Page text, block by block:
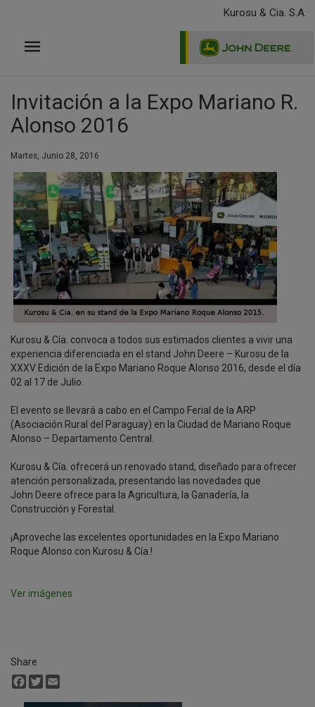
principal
Kurosu & Cia. S.A.
Invitación a la Expo Mariano R.
Alonso 2016
Martes, Junio 28, 2016
Kurosu & Cía. convoca a todos sus estimados clientes a vivir una
experiencia diferenciada en el stand John Deere – Kurosu de la
XXXV Edición de la Expo Mariano Roque Alonso 2016, desde el día
02 al 17 de Julio.
El evento se llevará a cabo en el Campo Ferial de la ARP
(Asociación Rural del Paraguay) en la Ciudad de Mariano Roque
Alonso – Departamento Central.
Kurosu & Cía. ofrecerá un renovado stand, diseñado para ofrecer
atención personalizada, presentando las novedades que
John Deere ofrece para la Agricultura, la Ganadería, la
Construcción y Forestal.
¡Aproveche las excelentes oportunidades en la Expo Mariano
Roque Alonso con Kurosu & Cía.!
Ver imágenes
Share
Facebook
Twitter